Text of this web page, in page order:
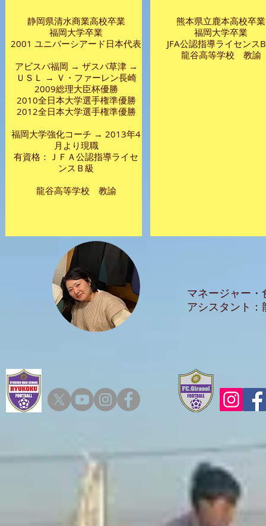
静岡県清水商業高校卒業
福岡大学卒業
2001 ユニバーシアード日本代表
アビスパ福岡 → ザスパ草津 →
ＵＳＬ → Ｖ・ファーレン長崎
2009総理大臣杯優勝
2010全日本大学選手権準優勝
2012全日本大学選手権準優勝
福岡大学強化コーチ → 2013年4
月より現職
有資格：ＪＦＡ公認指導ライセ
ンスＢ級
​龍谷高等学校 教諭
熊本県立鹿本高校卒業
福岡大学卒業
JFA公認指導ライセンス
​龍谷高等学校 教諭
マネージャー
アシスタント